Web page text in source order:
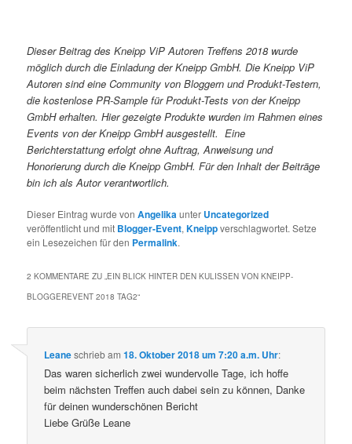
Dieser Beitrag des Kneipp ViP Autoren Treffens 2018 wurde
möglich durch die Einladung der Kneipp GmbH. Die Kneipp ViP
Autoren sind eine Community von Bloggern und Produkt-Testern,
die kostenlose PR-Sample für Produkt-Tests von der Kneipp
GmbH erhalten. Hier gezeigte Produkte wurden im Rahmen eines
Events von der Kneipp GmbH ausgestellt. Eine
Berichterstattung erfolgt ohne Auftrag, Anweisung und
Honorierung durch die Kneipp GmbH. Fürden Inhalt der Beiträge
bin ich als Autor verantwortlich.
Dieser Eintrag wurde vonAngelikaunter Uncategorized
veröffentlicht und mit Blogger-Event,Kneippverschlagwortet. Setze
ein Lesezeichen für den Permalink.
2 KOMMENTARE ZU „EIN BLICK HINTER DEN KULISSEN VON KNEIPP-
BLOGGEREVENT 2018 TAG2“
Leaneschriebam18. Oktober 2018 um 7:20 a.m. Uhr:
Das waren sicherlich zwei wundervolle Tage, ich hoffe
beim nächsten Treffen auch dabei sein zu können, Danke
für deinen wunderschönen Bericht
Liebe Grüße Leane